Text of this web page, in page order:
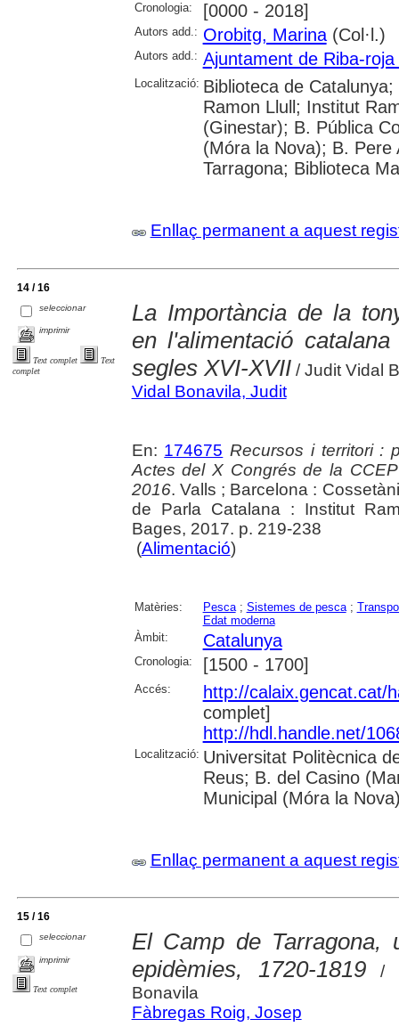
Cronologia: [0000 - 2018]
Autors add.: Orobitg, Marina(Col·l.)
Autors add.: Ajuntament de Riba-roja
Localització: Biblioteca de
Ramon Llull; Institut
(Ginestar); B. Pública
(Móra la Nova); B. Pere
Tarragona; Biblioteca
Enllaç permanent a aquest
14 / 16
seleccionar
imprimir
Text complet
Text
complet
La Importància de la
en l'alimentació
segles XVI-XVII/ Judit Vidal
Vidal Bonavila, Judit
En: 174675 Recursos i territori :
Actes del X Congrés de la
2016. Valls ; Barcelona :
de Parla Catalana : Institut
Bages, 2017. p. 219-238
(Alimentació)
Matèries: Pesca; Sistemes de pesca;
Edat moderna
Àmbit:
Catalunya
Cronologia: [1500 - 1700]
Accés:
http://calaix.gencat.cat/
complet]
http://hdl.handle.net/
Localització: Universitat Politècnica
Reus; B. del Casino
Municipal (Móra la
Enllaç permanent a aquest
15 / 16
seleccionar
imprimir
Text complet
El Camp de Tarragona,
epidèmies, 1720-1819/
Bonavila
Fàbregas Roig, Josep